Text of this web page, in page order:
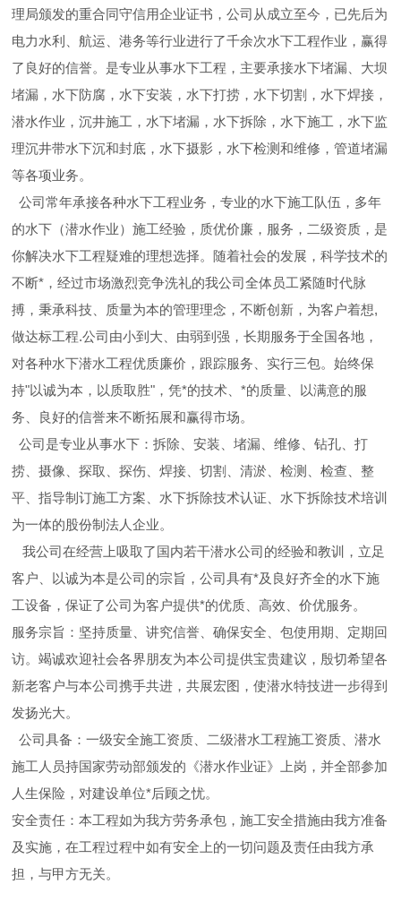
理局颁发的重合同守信用企业证书，公司从成立至今，已先后为
电力水利、航运、港务等行业进行了千余次水下工程作业，赢得
了良好的信誉。是专业从事水下工程，主要承接水下堵漏、大坝
堵漏，水下防腐，水下安装，水下打捞，水下切割，水下焊接，
潜水作业，沉井施工，水下堵漏，水下拆除，水下施工，水下监
理沉井带水下沉和封底，水下摄影，水下检测和维修，管道堵漏
等各项业务。
公司常年承接各种水下工程业务，专业的水下施工队伍，多年
的水下（潜水作业）施工经验，质优价廉，服务，二级资质，是
你解决水下工程疑难的理想选择。随着社会的发展，科学技术的
不断*，经过市场激烈竞争洗礼的我公司全体员工紧随时代脉
搏，秉承科技、质量为本的管理理念，不断创新，为客户着想,
做达标工程.公司由小到大、由弱到强，长期服务于全国各地，
对各种水下潜水工程优质廉价，跟踪服务、实行三包。始终保
持"以诚为本，以质取胜"，凭*的技术、*的质量、以满意的服
务、良好的信誉来不断拓展和赢得市场。
公司是专业从事水下：拆除、安装、堵漏、维修、钻孔、打
捞、摄像、探取、探伤、焊接、切割、清淤、检测、检查、整
平、指导制订施工方案、水下拆除技术认证、水下拆除技术培训
为一体的股份制法人企业。
我公司在经营上吸取了国内若干潜水公司的经验和教训，立足
客户、以诚为本是公司的宗旨，公司具有*及良好齐全的水下施
工设备，保证了公司为客户提供*的优质、高效、价优服务。
服务宗旨：坚持质量、讲究信誉、确保安全、包使用期、定期回
访。竭诚欢迎社会各界朋友为本公司提供宝贵建议，殷切希望各
新老客户与本公司携手共进，共展宏图，使潜水特技进一步得到
发扬光大。
公司具备：一级安全施工资质、二级潜水工程施工资质、潜水
施工人员持国家劳动部颁发的《潜水作业证》上岗，并全部参加
人生保险，对建设单位*后顾之忧。
安全责任：本工程如为我方劳务承包，施工安全措施由我方准备
及实施，在工程过程中如有安全上的一切问题及责任由我方承
担，与甲方无关。